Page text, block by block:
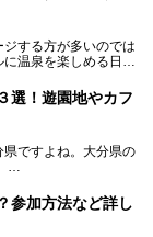
」に泊まって、この
してきたのでレポー
お楽しみください！
す！普段から入浴料
にしちゃって!?
トスペシャルパレー
「地獄」も「ミッキ
よ、これは行くしか
も言われる大分県。
する方が多いのでは
温泉を楽しめる日帰
目してみました。
紹介しちゃいます！
選！遊園地やカフ
県ですよね。大分県の
巡りや砂湯などは有
参加方法など詳し